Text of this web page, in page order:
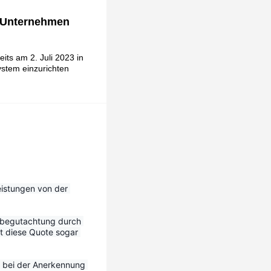
am 2. Juli 2023 in
einzurichten
von der
durch
diese Quote sogar
der Anerkennung